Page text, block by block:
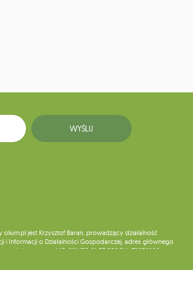
WYŚLIJ
jest Krzysztof Baran, prowadzący działalność
Informacji o Działalności Gospodarczej, adres głównego
numer NIP: 821-152-01-37, REGON: 711650928 .
subskrypcji.